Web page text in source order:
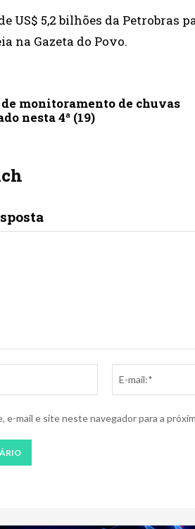
US$ 5,2 bilhões da Petrobras
na Gazeta do Povo.
monitoramento de chuvas
nesta 4ª (19)
e-mail e site neste navegador para a